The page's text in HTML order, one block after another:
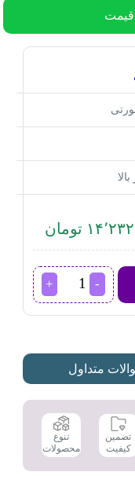
تومان
مینی
واش
MW38810
عدد
متداول
تضمین
کیفیت
تنوع
محصولات